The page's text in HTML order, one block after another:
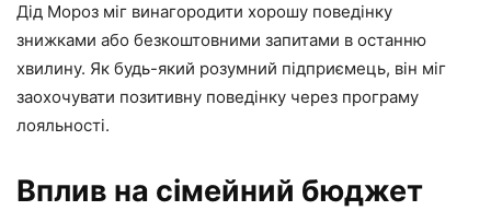
Дід Мороз міг винагородити хорошу поведінку
знижками або безкоштовними запитами в останню
хвилину. Як будь-який розумний підприємець, він міг
заохочувати позитивну поведінку через програму
лояльності.
Вплив на сімейний бюджет